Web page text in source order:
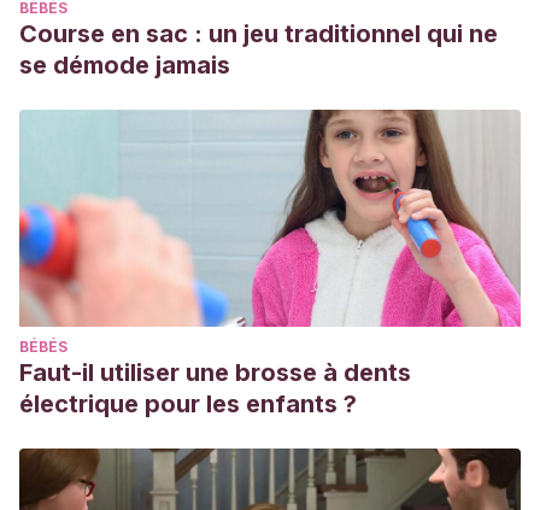
BÉBÉS
Course en sac : un jeu traditionnel qui ne
se démode jamais
BÉBÉS
Faut-il utiliser une brosse à dents
électrique pour les enfants ?